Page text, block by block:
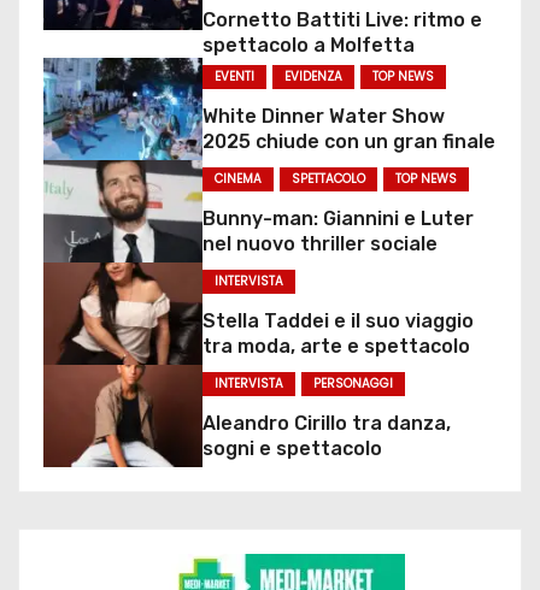
Cornetto Battiti Live: ritmo e
spettacolo a Molfetta
EVENTI EVIDENZA TOP NEWS
White Dinner Water Show
2025 chiude con un gran finale
CINEMA SPETTACOLO TOP NEWS
Bunny-man: Giannini e Luter
nel nuovo thriller sociale
INTERVISTA
Stella Taddei e il suo viaggio
tra moda, arte e spettacolo
INTERVISTA PERSONAGGI
Aleandro Cirillo tra danza,
sogni e spettacolo